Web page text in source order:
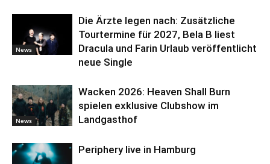
News
Die Ärzte legen nach: Zusätzliche
Tourtermine für 2027, Bela B liest
Dracula und Farin Urlaub veröffentlicht
neue Single
News
Wacken 2026: Heaven Shall Burn
spielen exklusive Clubshow im
Landgasthof
Periphery live in Hamburg